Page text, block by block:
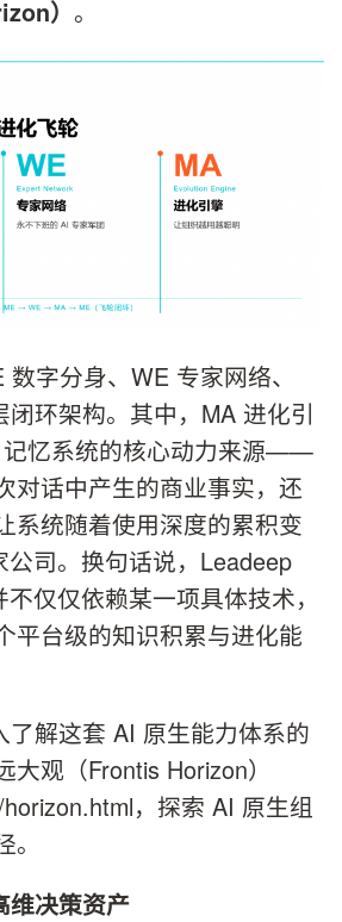
） 。
字分身、WE 专家网络、
环架构。其中，MA 进化引
记忆系统的核心动力来源——
对话中产生的商业事实，还
系统随着使用深度的累积变
公司。换句话说，Leadeep
不仅仅依赖某一项具体技术，
平台级的知识积累与进化能
了解这套 AI 原生能力体系的
观（Frontis Horizon）
，探索 AI 原生组
维决策资产